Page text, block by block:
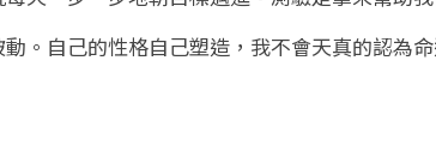
。自己的性格自己塑造，我不會天真的認為